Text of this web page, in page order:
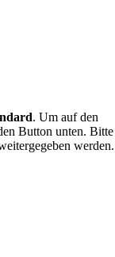
. Um auf den
Button unten. Bitte
werden.